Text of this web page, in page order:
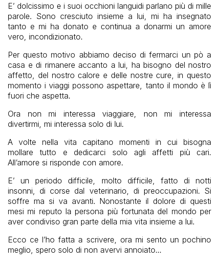
E’ dolcissimo e i suoi occhioni languidi parlano più di mille
parole. Sono cresciuto insieme a lui, mi ha insegnato
tanto e mi ha donato e continua a donarmi un amore
vero, incondizionato.
Per questo motivo abbiamo deciso di fermarci un pò a
casa e di rimanere accanto a lui, ha bisogno del nostro
affetto, del nostro calore e delle nostre cure, in questo
momento i viaggi possono aspettare, tanto il mondo è lì
fuori che aspetta.
Ora non mi interessa viaggiare, non mi interessa
divertirmi, mi interessa solo di lui.
A volte nella vita capitano momenti in cui bisogna
mollare tutto e dedicarci solo agli affetti più cari.
All’amore si risponde con amore.
E’ un periodo difficile, molto difficile, fatto di notti
insonni, di corse dal veterinario, di preoccupazioni. Si
soffre ma si va avanti. Nonostante il dolore di questi
mesi mi reputo la persona più fortunata del mondo per
aver condiviso gran parte della mia vita insieme a lui.
Ecco ce l’ho fatta a scrivere, ora mi sento un pochino
meglio, spero solo di non avervi annoiato…